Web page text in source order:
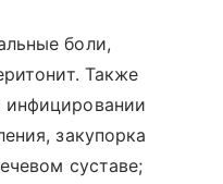
боли,
Также
закупорка
суставе;